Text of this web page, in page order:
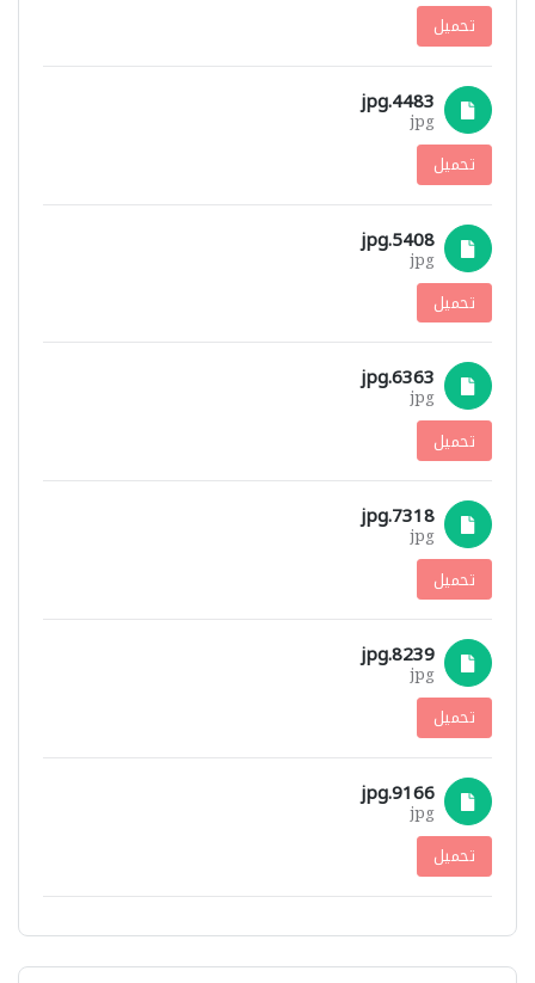
تحميل
4483.jpg
jpg
تحميل
5408.jpg
jpg
تحميل
6363.jpg
jpg
تحميل
7318.jpg
jpg
تحميل
8239.jpg
jpg
تحميل
9166.jpg
jpg
تحميل